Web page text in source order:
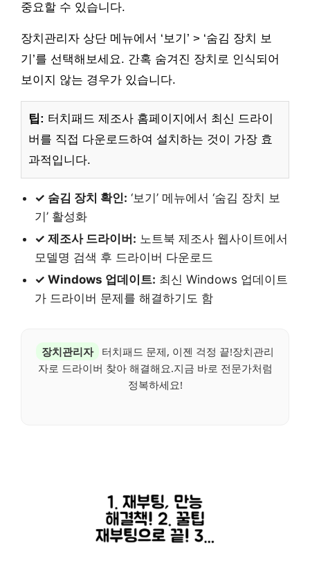
중요할 수 있습니다.
장치관리자 상단 메뉴에서 ‘보기’ > ‘숨김 장치 보
기’를 선택해보세요. 간혹 숨겨진 장치로 인식되어
보이지 않는 경우가 있습니다.
팁: 터치패드 제조사 홈페이지에서 최신 드라이
버를 직접 다운로드하여 설치하는 것이 가장 효
과적입니다.
✓ 숨김 장치 확인: ‘보기’ 메뉴에서 ‘숨김 장치 보
기’ 활성화
✓ 제조사 드라이버: 노트북 제조사 웹사이트에서
모델명 검색 후 드라이버 다운로드
✓ Windows 업데이트: 최신 Windows 업데이트
가 드라이버 문제를 해결하기도 함
장치관리자
터치패드 문제, 이젠 걱정 끝!장치관리
자로 드라이버 찾아 해결해요.지금 바로 전문가처럼
정복하세요!